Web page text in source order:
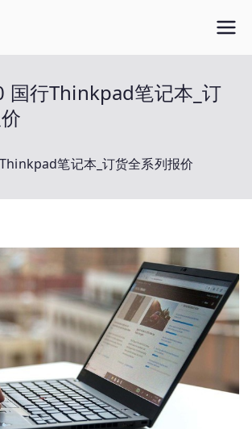
国行Thinkpad笔记本_订
笔记本_订货全系列报价